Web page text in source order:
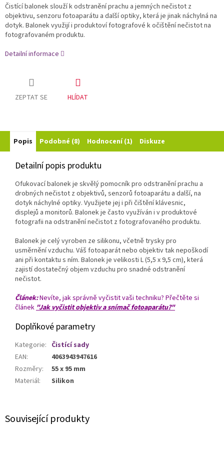
Čistící balonek slouží k odstranění prachu a jemných nečistot z
objektivu, senzoru fotoaparátu a další optiky, která je jinak náchylná na
dotyk. Balonek využijí i produktoví fotografové k očištění nečistot na
fotografovaném produktu.
Detailní informace
ZEPTAT SE HLÍDAT
Související produkty
Popis Podobné (8) Hodnocení (1) Diskuze
Detailní popis produktu
Ofukovací balonek je skvělý pomocník pro odstranění prachu a
drobných nečistot z objektivů, senzorů fotoaparátu a další, na
dotyk náchylné optiky. Využijete jej i při čištění klávesnic,
displejů a monitorů. Balonek je často využíván i v produktové
fotografii na odstranění nečistot z fotografovaného produktu.
Balonek je celý vyroben ze silikonu, včetně trysky pro
usměrnění vzduchu. Váš fotoaparát nebo objektiv tak nepoškodí
ani při kontaktu s ním. Balonek je velikosti L (5,5 x 9,5 cm), která
zajistí dostatečný objem vzduchu pro snadné odstranění
nečistot.
Článek:Nevíte, jak správně vyčistit vaši techniku? Přečtěte si
článek"Jak vyčistit objektiv a snímač fotoaparátu?"
Doplňkové parametry
Kategorie: Čistící sady
EAN:
4063943947616
Rozměry:
55 x 95 mm
Materiál: Silikon